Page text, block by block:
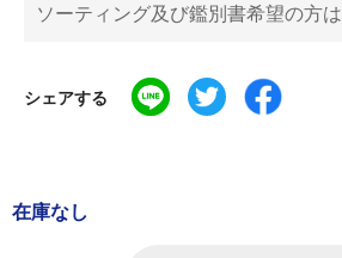
ソーティング及び鑑別書希望の方は
シェアする
在庫なし